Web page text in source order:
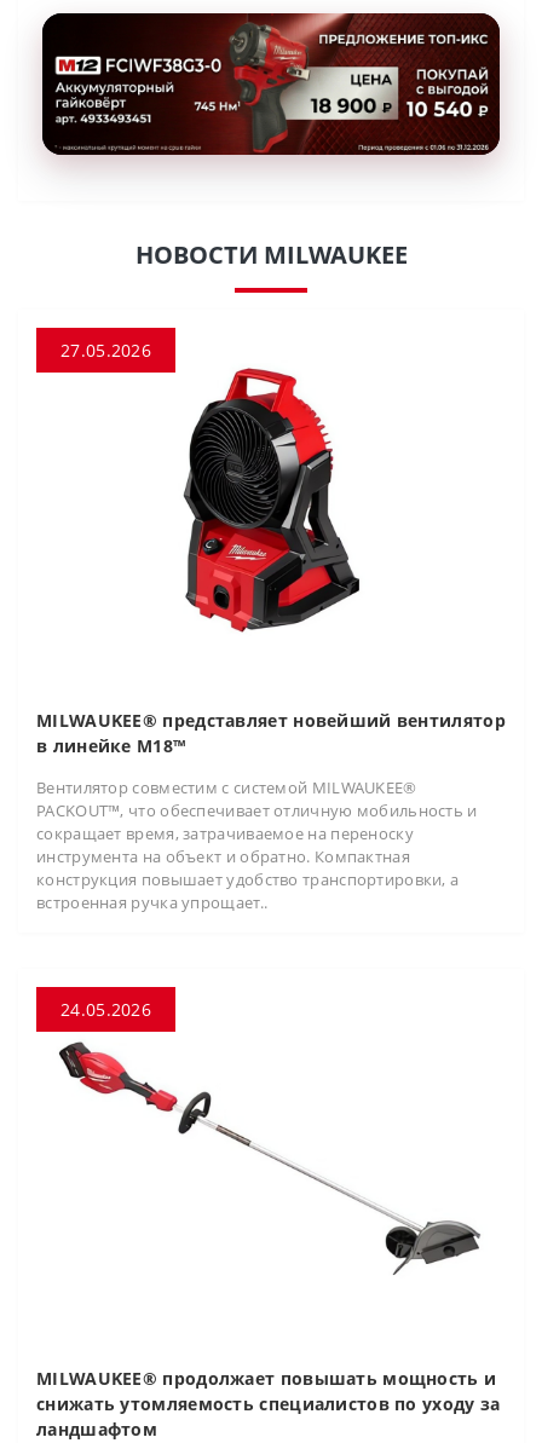
НОВОСТИ MILWAUKEE
27.05.2026
MILWAUKEE® представляет новейший вентилятор
в линейке M18™
Вентилятор совместим с системой MILWAUKEE®
PACKOUT™, что обеспечивает отличную мобильность и
сокращает время, затрачиваемое на переноску
инструмента на объект и обратно. Компактная
конструкция повышает удобство транспортировки, а
встроенная ручка упрощает..
24.05.2026
MILWAUKEE® продолжает повышать мощность и
снижать утомляемость специалистов по уходу за
ландшафтом